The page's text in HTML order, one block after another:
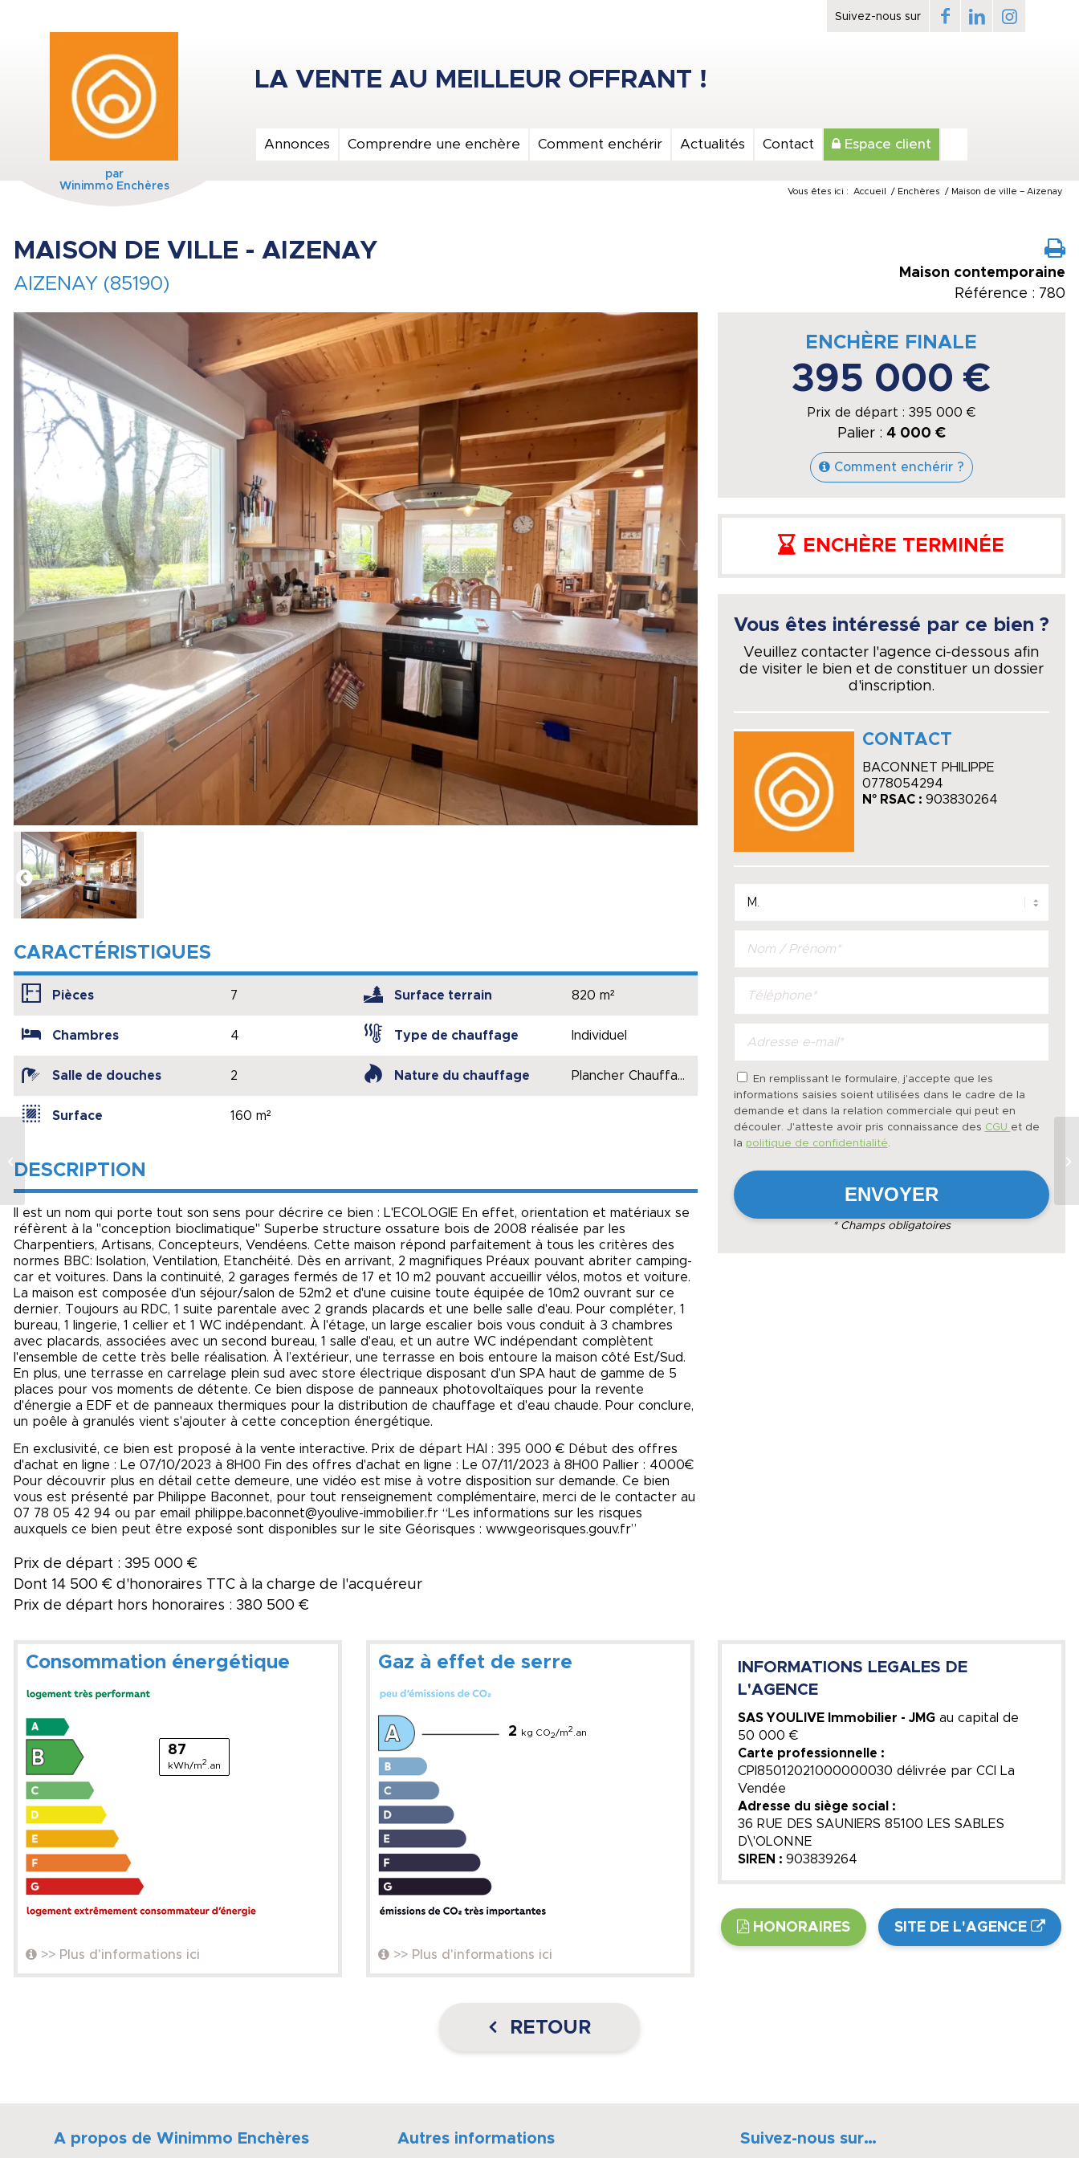
par
Winimmo Enchères
Annonces Comprendre une enchère Comment enchérir Actualités Contact Espace client
Vous êtes ici : Accueil / Enchères / Maison de ville – Aizenay
MAISON DE VILLE - AIZENAY
AIZENAY (85190)
Maison contemporaine
Référence : 780
CARACTÉRISTIQUES
Pièces 7
Chambres 4
Salle de douches 2
Surface 160 m²
Surface terrain 820 m²
Type de chauffage Individuel
Nature du chauffage Plancher Chauffant
DESCRIPTION
Il est un nom qui porte tout son sens pour décrire ce bien : L'ECOLOGIE En effet, orientation et matériaux se
réfèrent à la "conception bioclimatique" Superbe structure ossature bois de 2008 réalisée par les
Charpentiers, Artisans, Concepteurs, Vendéens. Cette maison répond parfaitement à tous les critères des
normes BBC: Isolation, Ventilation, Etanchéité. Dès en arrivant, 2 magnifiques Préaux pouvant abriter camping-
car et voitures. Dans la continuité, 2 garages fermés de 17 et 10 m2 pouvant accueillir vélos, motos et voiture.
La maison est composée d'un séjour/salon de 52m2 et d'une cuisine toute équipée de 10m2 ouvrant sur ce
dernier. Toujours au RDC, 1 suite parentale avec 2 grands placards et une belle salle d'eau. Pour compléter, 1
bureau, 1 lingerie, 1 cellier et 1 WC indépendant. À l'étage, un large escalier bois vous conduit à 3 chambres
avec placards, associées avec un second bureau, 1 salle d'eau, et un autre WC indépendant complètent
l'ensemble de cette très belle réalisation. À l’extérieur, une terrasse en bois entoure la maison côté Est/Sud.
En plus, une terrasse en carrelage plein sud avec store électrique disposant d'un SPA haut de gamme de 5
places pour vos moments de détente. Ce bien dispose de panneaux photovoltaïques pour la revente
d'énergie a EDF et de panneaux thermiques pour la distribution de chauffage et d'eau chaude. Pour conclure,
un poêle à granulés vient s'ajouter à cette conception énergétique.
En exclusivité, ce bien est proposé à la vente interactive. Prix de départ HAI : 395 000 € Début des offres
d'achat en ligne : Le 07/10/2023 à 8H00 Fin des offres d'achat en ligne : Le 07/11/2023 à 8H00 Pallier : 4000€
Pour découvrir plus en détail cette demeure, une vidéo est mise à votre disposition sur demande. Ce bien
vous est présenté par Philippe Baconnet, pour tout renseignement complémentaire, merci de le contacter au
07 78 05 42 94 ou par email philippe.baconnet@youlive-immobilier.fr “Les informations sur les risques
auxquels ce bien peut être exposé sont disponibles sur le site Géorisques : www.georisques.gouv.fr”
Prix de départ : 395 000 €
Dont 14 500 € d'honoraires TTC à la charge de l'acquéreur
Prix de départ hors honoraires : 380 500 €
ENCHÈRE FINALE
395 000 €
Prix de départ : 395 000 €
Palier : 4 000 €
Comment enchérir ?
ENCHÈRE TERMINÉE
Vous êtes intéressé par ce bien ?
Veuillez contacter l'agence ci-dessous afin
de visiter le bien et de constituer un dossier
d'inscription.
CONTACT
BACONNET PHILIPPE
0778054294
N° RSAC : 903830264
En remplissant le formulaire, j'accepte que les
informations saisies soient utilisées dans le cadre de la
demande et dans la relation commerciale qui peut en
découler. J'atteste avoir pris connaissance des CGU et de
la politique de confidentialité.
* Champs obligatoires
Consommation énergétique
87
kWh/m2 .an
>> Plus d'informations ici
Gaz à effet de serre
2 kg CO2/m2 .an
>> Plus d'informations ici
INFORMATIONS LEGALES DE
L'AGENCE
SAS YOULIVE Immobilier - JMGau capital de
50 000 €
Carte professionnelle :
CPI85012021000000030 délivrée par CCI La
Vendée
Adresse du siège social :
36 RUE DES SAUNIERS 85100 LES SABLES
D\'OLONNE
SIREN : 903839264
HONORAIRES SITE DE L'AGENCE
RETOUR
A propos de Winimmo Enchères Autres informations Suivez-nous sur…
avec piscine